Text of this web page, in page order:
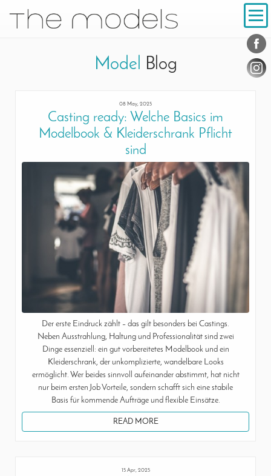
Navigation
Model Blog
08 May, 2025
Casting ready: Welche Basics im
Modelbook & Kleiderschrank Pflicht
sind
Der erste Eindruck zählt – das gilt besonders bei Castings.
Neben Ausstrahlung, Haltung und Professionalität sind zwei
Dinge essenziell: ein gut vorbereitetes Modelbook und ein
Kleiderschrank, der unkomplizierte, wandelbare Looks
ermöglicht. Wer beides sinnvoll aufeinander abstimmt, hat nicht
nur beim ersten Job Vorteile, sondern schafft sich eine stabile
Basis für kommende Aufträge und flexible Einsätze.
READ MORE
15 Apr, 2025